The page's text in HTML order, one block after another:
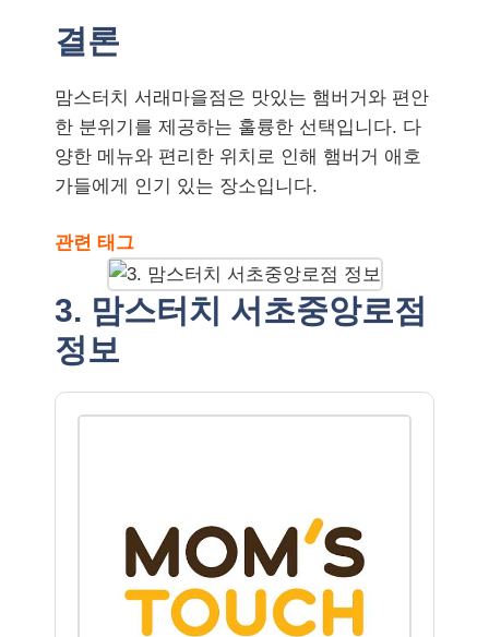
결론
맘스터치 서래마을점은 맛있는 햄버거와 편안
한 분위기를 제공하는 훌륭한 선택입니다. 다
양한 메뉴와 편리한 위치로 인해 햄버거 애호
가들에게 인기 있는 장소입니다.
관련 태그
3. 맘스터치 서초중앙로점
정보